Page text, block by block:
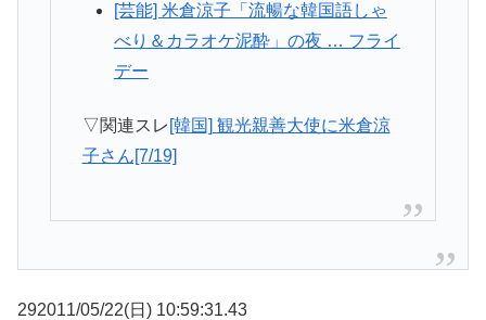
[芸能] 米倉涼子「流暢な韓国語しゃ
べり＆カラオケ泥酔」の夜 … フライ
デー
▽関連スレ [韓国] 観光親善大使に米倉涼
子さん[7/19]
292011/05/22(日) 10:59:31.43